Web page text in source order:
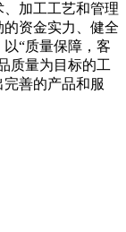
加工工艺和管理
资金实力、健全
“质量保障，客
质量为目标的工
善的产品和服